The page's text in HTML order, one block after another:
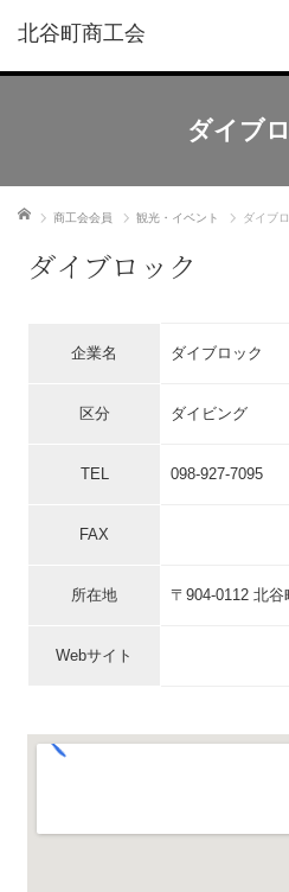
北谷町商工会
ダイブ
ホーム 商工会会員 観光・イベント ダイブ
ダイブロック
企業名 ダイブロック
区分 ダイビング
TEL 098-927-7095
FAX
所在地 〒904-0112 北
Webサイト